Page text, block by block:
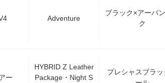
Adventure
ブラック×アーバ
ク
ー
HYBRID Z Leather
Package・Night S
プレシャスブラッ